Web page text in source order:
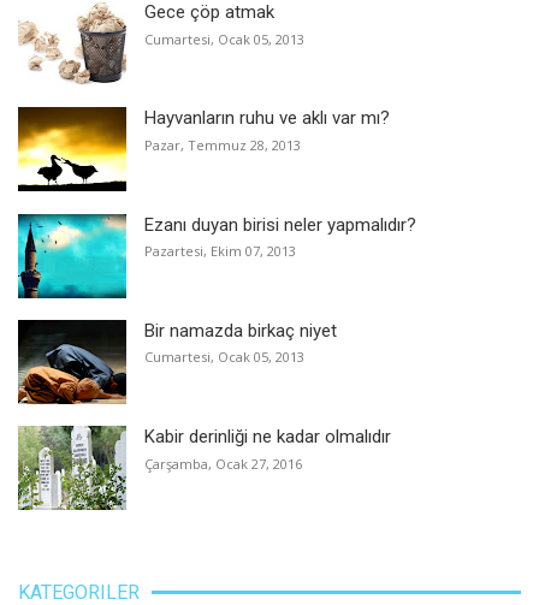
Gece çöp atmak
Cumartesi, Ocak 05, 2013
Hayvanların ruhu ve aklı var mı?
Pazar, Temmuz 28, 2013
Ezanı duyan birisi neler yapmalıdır?
Pazartesi, Ekim 07, 2013
Bir namazda birkaç niyet
Cumartesi, Ocak 05, 2013
Kabir derinliği ne kadar olmalıdır
Çarşamba, Ocak 27, 2016
KATEGORILER